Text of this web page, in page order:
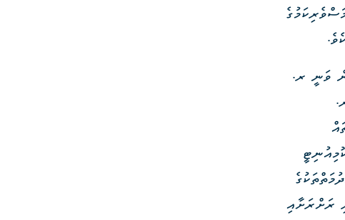
'މަސްވެރިކަމުގެ
ވަނީ ރ.
ރަށްރަށާއި